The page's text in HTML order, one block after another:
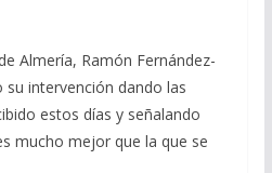
Almería, Ramón Fernández-
intervención dando las
estos días y señalando
mucho mejor que la que se